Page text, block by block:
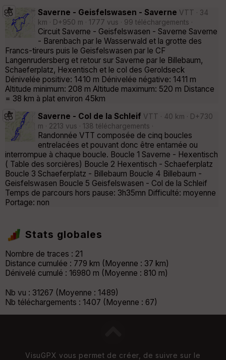
Saverne - Geisfelswasen - Saverne VTT · 34
km · D+950 m · 1777 vus · 99 téléchargements ·
Circuit Saverne - Geisfelswasen - Saverne Saverne
- Barenbach par le Wasserwald et la grotte des
Francs-tireurs puis le Geisfelswasen par le CF
Langenrudersberg et retour sur Saverne par le Billebaum,
Schaeferplatz, Hexentisch et le col des Geroldseck
Dénivelée positive: 1410 m Dénivelée négative: 1411 m
Altitude minimum: 208 m Altitude maximum: 520 m Distance
= 38 km à plat environ 45km
Saverne - Col de la Schleif VTT · 40 km · D+730
m · 2213 vus · 138 téléchargements ·
Randonnée VTT composée de cinq boucles
entrelacées et pouvant donc être entamée ou
interrompue à chaque boucle. Boucle 1 Saverne - Hexentisch
( Table des sorcières) Boucle 2 Hexentisch - Schaeferplatz
Boucle 3 Schaeferplatz - Billebaum Boucle 4 Billebaum -
Geisfelswasen Boucle 5 Geisfelswasen - Col de la Schleif
Temps de parcours hors pause: 3h35mn Difficulté: moyenne
Portage: non
Stats globales
Nombre de traces : 21
Distance cumulée : 779 km (Moyenne : 37 km)
Dénivelé cumulé : 16980 m (Moyenne : 810 m)
Nb vu : 31267 (Moyenne : 1489)
Nb téléchargements : 1407 (Moyenne : 67)
VisuGPX vous permet de créer, de suivre sur le